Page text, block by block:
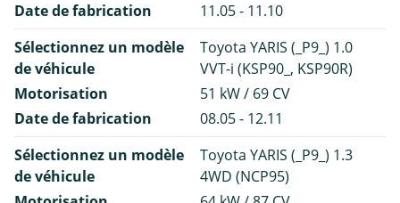
Date de fabrication
11.05 - 11.10
Sélectionnez un modèle
de véhicule
Toyota YARIS (_P9_) 1.0
VVT-i (KSP90_, KSP90R)
Motorisation
51 kW / 69 CV
Date de fabrication
08.05 - 12.11
Sélectionnez un modèle
de véhicule
Toyota YARIS (_P9_) 1.3
4WD (NCP95)